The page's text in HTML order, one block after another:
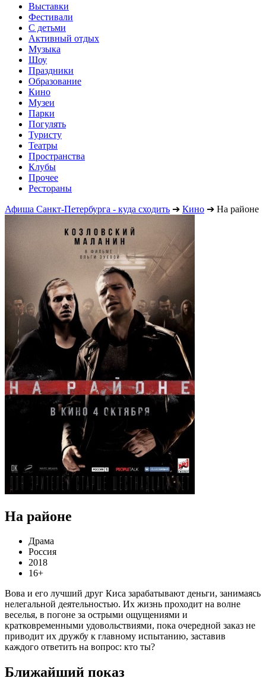
Выставки
Фестивали
С детьми
Активный отдых
Музыка
Шоу
Праздники
Образование
Кино
Музеи
Парки
Погулять
Туристу
Театры
Пространства
Клубы
Прочее
Рестораны
Афиша Санкт-Петербурга - куда сходить ➔ Кино ➔ На районе
На районе
Драма
Россия
2018
16+
Вова и его лучший друг Киса зарабатывают деньги, занимаясь
нелегальной деятельностью. Их жизнь проходит на волне
веселья, в погоне за острыми ощущениями и
кратковременными удовольствиями, пока очередной заказ не
приводит их дружбу к главному испытанию, заставив
каждого ответить на вопрос: кто ты?
Ближайший показ